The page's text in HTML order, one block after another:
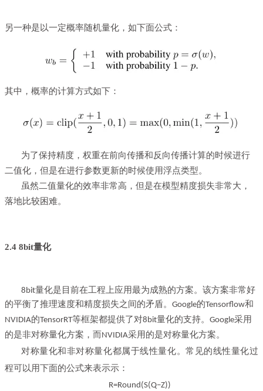
另一种是以一定概率随机量化，如下面公式：
其中，概率的计算方式如下：
为了保持精度，权重在前向传播和反向传播计算的时候进行
二值化，但是在进行参数更新的时候使用浮点类型。
虽然二值量化的效率非常高，但是在模型精度损失非常大，
落地比较困难。
2.4 8bit量化
8bit量化是目前在工程上应用最为成熟的方案。该方案非常好
的平衡了推理速度和精度损失之间的矛盾。Google的Tensorflow和
NVIDIA的TensorRT等框架都提供了对8bit量化的支持。Google采用
的是非对称量化方案，而NVIDIA采用的是对称量化方案。
对称量化和非对称量化都属于线性量化。常见的线性量化过
程可以用下面的公式来表示示：
R=Round(S(Q−Z))